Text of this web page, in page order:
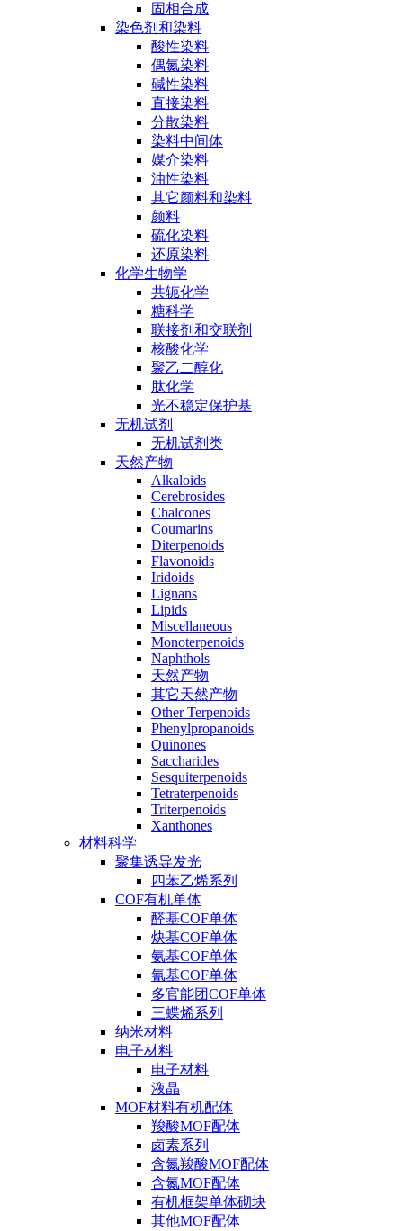
固相合成
染色剂和染料
酸性染料
偶氮染料
碱性染料
直接染料
分散染料
染料中间体
媒介染料
油性染料
其它颜料和染料
颜料
硫化染料
还原染料
化学生物学
共轭化学
糖科学
联接剂和交联剂
核酸化学
聚乙二醇化
肽化学
光不稳定保护基
无机试剂
无机试剂类
天然产物
Alkaloids
Cerebrosides
Chalcones
Coumarins
Diterpenoids
Flavonoids
Iridoids
Lignans
Lipids
Miscellaneous
Monoterpenoids
Naphthols
天然产物
其它天然产物
Other Terpenoids
Phenylpropanoids
Quinones
Saccharides
Sesquiterpenoids
Tetraterpenoids
Triterpenoids
Xanthones
材料科学
聚集诱导发光
四苯乙烯系列
COF有机单体
醛基COF单体
炔基COF单体
氨基COF单体
氰基COF单体
多官能团COF单体
三蝶烯系列
纳米材料
电子材料
电子材料
液晶
MOF材料有机配体
羧酸MOF配体
卤素系列
含氮羧酸MOF配体
含氮MOF配体
有机框架单体砌块
其他MOF配体